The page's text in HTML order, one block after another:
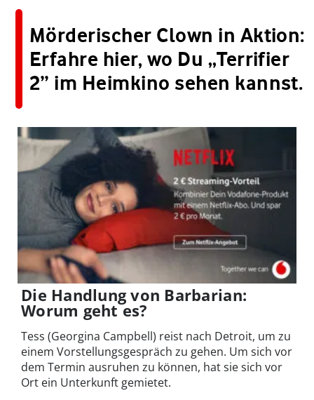
Mörderischer Clown in Aktion:
Erfahre hier, wo Du „Terrifier
2” im Heimkino sehen kannst.
Die Handlung von Barbarian:
Worum geht es?
Tess (Georgina Campbell) reist nach Detroit, um zu
einem Vorstellungsgespräch zu gehen. Um sich vor
dem Termin ausruhen zu können, hat sie sich vor
Ort ein Unterkunft gemietet.